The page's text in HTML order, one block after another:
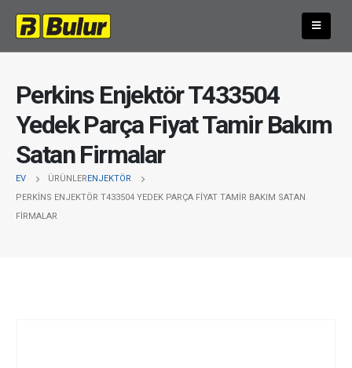
Perkins Enjektör T433504
Yedek Parça Fiyat Tamir Bakım
Satan Firmalar
EV ÜRÜNLERENJEKTÖR
PERKINS ENJEKTÖR T433504 YEDEK PARÇA FIYAT TAMIR BAKIM SATAN
FIRMALAR